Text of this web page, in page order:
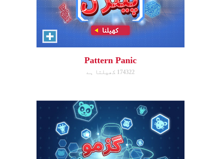
Pattern Panic
174322 کھیلتا ہے
Gizmo Matches
Match the animal pairs and level